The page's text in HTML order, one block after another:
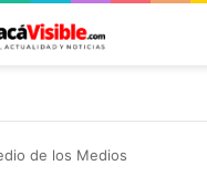
de los Medios